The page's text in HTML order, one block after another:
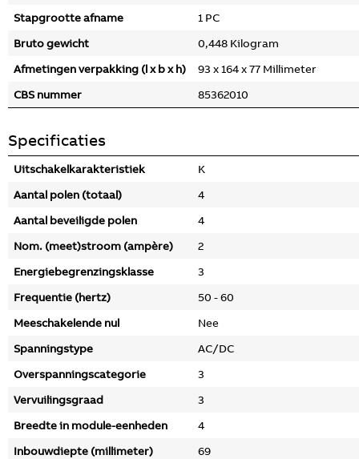
Stapgrootte afname
1 PC
Bruto gewicht
0,448 Kilogram
Afmetingen verpakking (l x b x h)
93 x 164 x 77 Millimeter
CBS nummer
85362010
Specificaties
Uitschakelkarakteristiek
K
Aantal polen (totaal)
4
Aantal beveiligde polen
4
Nom. (meet)stroom (ampère)
2
Energiebegrenzingsklasse
3
Frequentie (hertz)
50 - 60
Meeschakelende nul
Nee
Spanningstype
AC/DC
Overspanningscategorie
3
Vervuilingsgraad
3
Breedte in module-eenheden
4
Inbouwdiepte (millimeter)
69